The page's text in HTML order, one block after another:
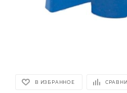
В ИЗБРАННОЕ